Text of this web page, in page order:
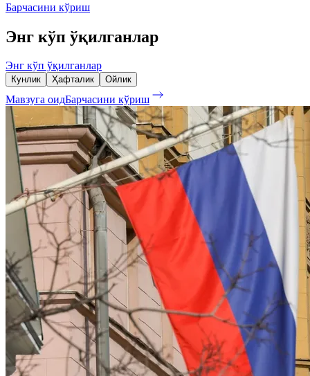
Барчасини кўриш
Энг кўп ўқилганлар
Энг кўп ўқилганлар
Кунлик Ҳафталик Ойлик
Мавзуга оидБарчасини кўриш